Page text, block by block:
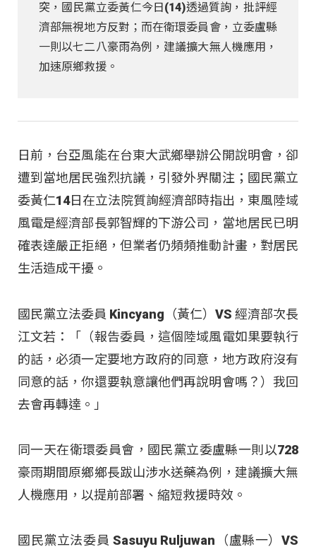
突，國民黨立委黃仁今日(14)透過質詢，批評經
濟部無視地方反對；而在衛環委員會，立委盧縣
一則以七二八豪雨為例，建議擴大無人機應用，
加速原鄉救援。
日前，台亞風能在台東大武鄉舉辦公開說明會，卻
遭到當地居民強烈抗議，引發外界關注；國民黨立
委黃仁14日在立法院質詢經濟部時指出，東風陸域
風電是經濟部長郭智輝的下游公司，當地居民已明
確表達嚴正拒絕，但業者仍頻頻推動計畫，對居民
生活造成干擾。
國民黨立法委員 Kincyang（黃仁）VS 經濟部次長
江文若：「（報告委員，這個陸域風電如果要執行
的話，必須一定要地方政府的同意，地方政府沒有
同意的話，你還要執意讓他們再說明會嗎？）我回
去會再轉達。」
同一天在衛環委員會，國民黨立委盧縣一則以728
豪雨期間原鄉鄉長跋山涉水送藥為例，建議擴大無
人機應用，以提前部署、縮短救援時效。
國民黨立法委員 Sasuyu Ruljuwan（盧縣一）VS